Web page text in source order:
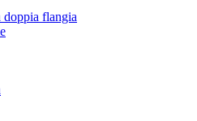
doppia flangia